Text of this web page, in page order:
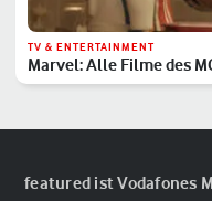
TV & ENTERTAINMENT
Marvel: Alle Filme des
Reihenfolge
featured ist Vodafones